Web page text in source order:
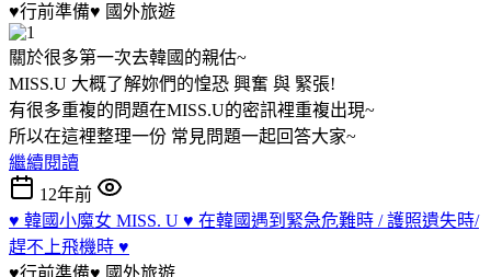
♥行前準備♥ 國外旅遊
關於很多第一次去韓國的親估~
MISS.U 大概了解妳們的惶恐 興奮 與 緊張!
有很多重複的問題在MISS.U的密訊裡重複出現~
所以在這裡整理一份 常見問題一起回答大家~
繼續閱讀
12年前
♥ 韓國小魔女 MISS. U ♥ 在韓國遇到緊急危難時 / 護照遺失時/
趕不上飛機時 ♥